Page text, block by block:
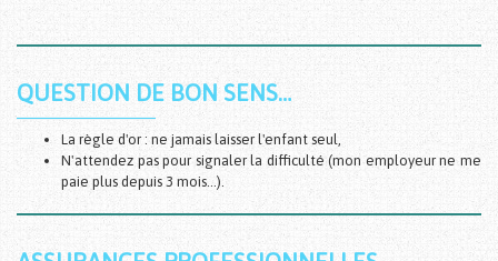
QUESTION DE BON SENS…
La règle d'or : ne jamais laisser l'enfant seul,
N'attendez pas pour signaler la difficulté (mon employeur ne me
paie plus depuis 3 mois…).